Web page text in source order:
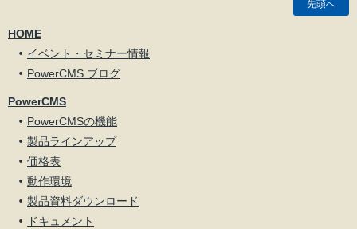
先頭へ
HOME
イベント・セミナー情報
PowerCMS ブログ
PowerCMS
PowerCMSの機能
製品ラインアップ
価格表
動作環境
製品資料ダウンロード
ドキュメント